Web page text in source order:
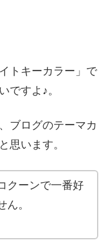
トキーカラー」で
ですよ♪。
ブログのテーマカ
思います。
クーンで一番好
。